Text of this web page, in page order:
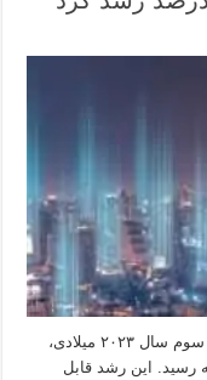
سرعت دانلود جهانی شبکه‌های ۵G در سه ماهه سوم سال ۲۰۲۳ میلادی،
مگابیت بر ثانیه رسید. این رشد قابل